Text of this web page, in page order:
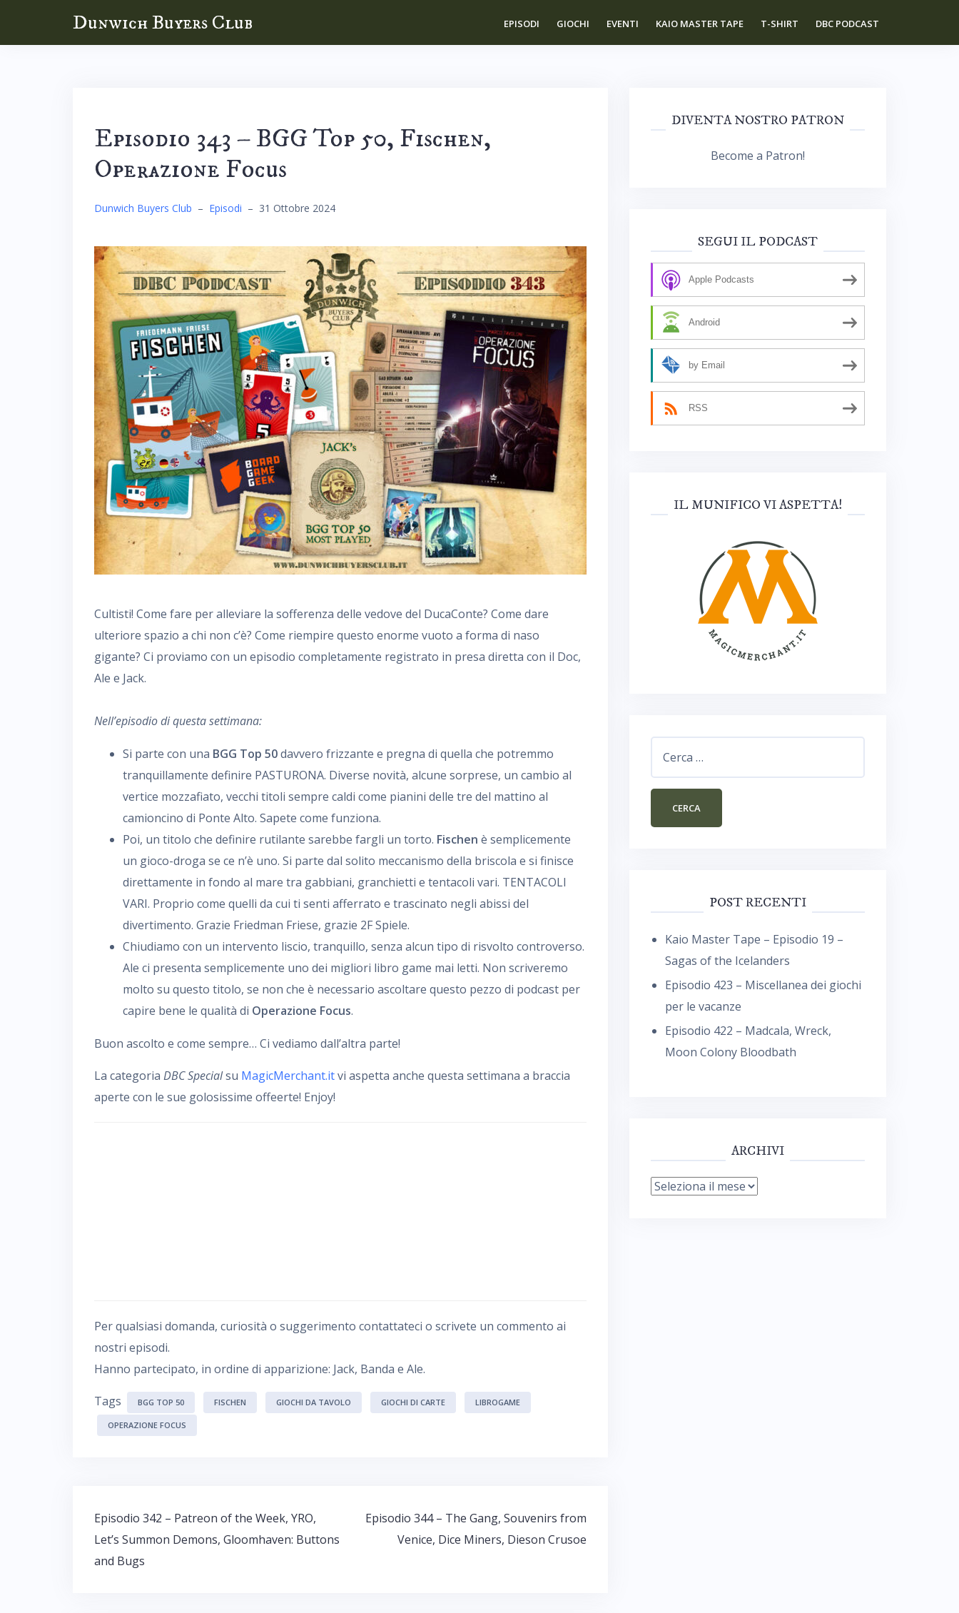
Dunwich Buyers Club EPISODI GIOCHI EVENTI KAIO MASTER TAPE T-SHIRT DBC PODCAST
Episodio 343 – BGG Top 50, Fischen,
Operazione Focus
Dunwich Buyers Club – Episodi – 31 Ottobre 2024
Cultisti! Come fare per alleviare la sofferenza delle vedove del DucaConte? Come dare
ulteriore spazio a chi non c’è? Come riempire questo enorme vuoto a forma di naso
gigante? Ci proviamo con un episodio completamente registrato in presa diretta con il Doc,
Ale e Jack.
Nell’episodio di questa settimana:
Si parte con una BGG Top 50davvero frizzante e pregna di quella che potremmo
tranquillamente definire PASTURONA. Diverse novità, alcune sorprese, un cambio al
vertice mozzafiato, vecchi titoli sempre caldi come pianini delle tre del mattino al
camioncino di Ponte Alto. Sapete come funziona.
Poi, un titolo che definire rutilante sarebbe fargli un torto. Fischen è semplicemente
un gioco-droga se ce n’è uno. Si parte dal solito meccanismo della briscola e si finisce
direttamente in fondo al mare tra gabbiani, granchietti e tentacoli vari. TENTACOLI
VARI. Proprio come quelli da cui ti senti afferrato e trascinato negli abissi del
divertimento. Grazie Friedman Friese, grazie 2F Spiele.
Chiudiamo con un intervento liscio, tranquillo, senza alcun tipo di risvolto controverso.
Ale ci presenta semplicemente uno dei migliori libro game mai letti. Non scriveremo
molto su questo titolo, se non che è necessario ascoltare questo pezzo di podcast per
capire bene le qualità di Operazione Focus.
Buon ascolto e come sempre… Ci vediamo dall’altra parte!
La categoria DBC Specialsu MagicMerchant.itvi aspetta anche questa settimana a braccia
aperte con le sue golosissime offeerte! Enjoy!
Per qualsiasi domanda, curiosità o suggerimento contattateci o scrivete un commento ai
nostri episodi.
Hanno partecipato, in ordine di apparizione: Jack, Banda e Ale.
Tags BGG TOP 50 FISCHEN GIOCHI DA TAVOLO GIOCHI DI CARTE LIBROGAME
OPERAZIONE FOCUS
Navigazione
articoli
Episodio 342 – Patreon of the Week, YRO,
Let’s Summon Demons, Gloomhaven: Buttons
and Bugs
Episodio 344 – The Gang, Souvenirs from
Venice, Dice Miners, Dieson Crusoe
DIVENTA NOSTRO PATRON
Become a Patron!
SEGUI IL PODCAST
Apple Podcasts
Android
by Email
RSS
IL MUNIFICO VI ASPETTA!
POST RECENTI
Kaio Master Tape – Episodio 19 –
Sagas of the Icelanders
Episodio 423 – Miscellanea dei giochi
per le vacanze
Episodio 422 – Madcala, Wreck,
Moon Colony Bloodbath
ARCHIVI
Archivi